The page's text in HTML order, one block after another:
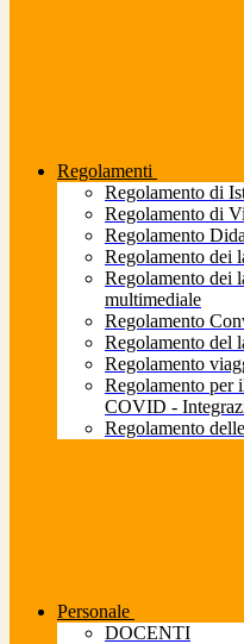
Regolamenti
Regolamento di
Regolamento di
Regolamento
Regolamento dei
Regolamento dei
multimediale
Regolamento
Regolamento del
Regolamento
Regolamento per
COVID -
Regolamento
Personale
DOCENTI